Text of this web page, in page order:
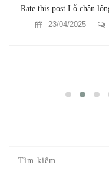
Rate this post Lỗ chân
23/04/2025